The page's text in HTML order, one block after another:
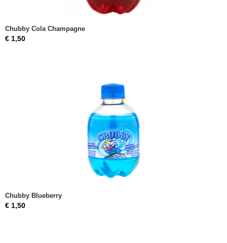
Chubby Cola Champagne
€ 1,50
Chubby Blueberry
€ 1,50